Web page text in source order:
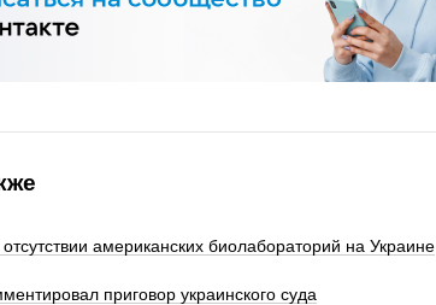
американских биолабораторий на Украине
приговор украинского суда